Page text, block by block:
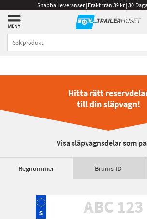
Snabba Leveranser | Frakt från 39 kr | 30
Hitta rätt
till din släpvagn!
Visa släpvagnsdelar som
Regnummer Broms-ID